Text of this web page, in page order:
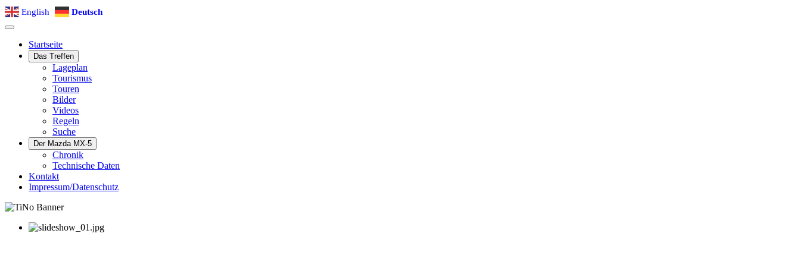
English Deutsch
Startseite
Das Treffen
Lageplan
Tourismus
Touren
Bilder
Videos
Regeln
Suche
Der Mazda MX-5
Chronik
Technische Daten
Kontakt
Impressum/Datenschutz